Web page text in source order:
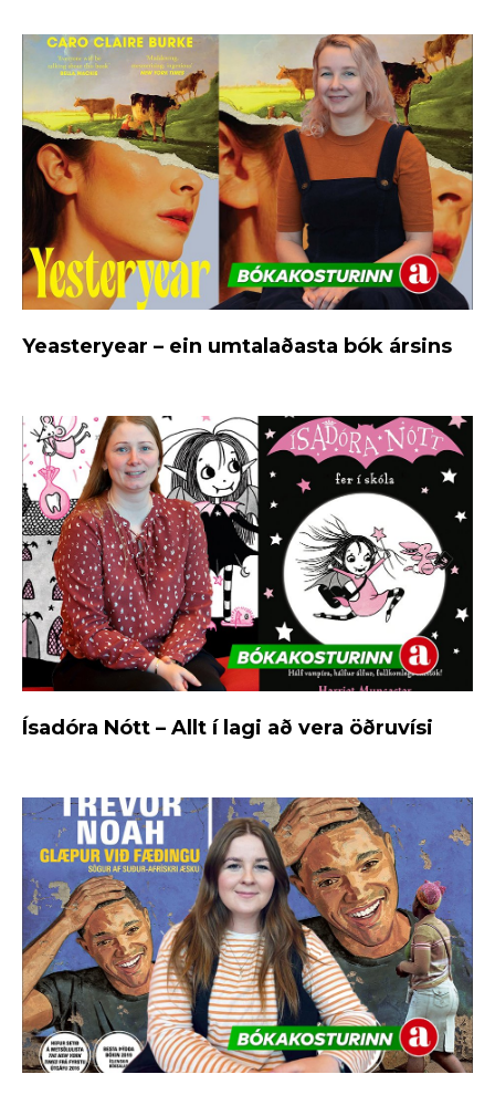
Yeasteryear – ein umtalaðasta bók ársins
Ísadóra Nótt – Allt í lagi að vera öðruvísi